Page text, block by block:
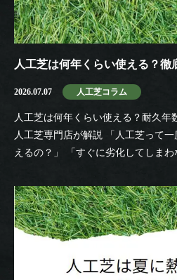
人工芝は何年くらい使える？
2026.07.07 人工芝コラム
人工芝は何年くらい使える？耐久年
人工芝専門店が解説 「人工芝って
えるの？」 「すぐに劣化してしまわ